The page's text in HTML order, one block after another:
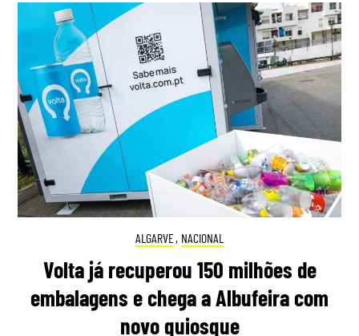
ALGARVE, NACIONAL
Volta já recuperou 150 milhões de
embalagens e chega a Albufeira com
novo quiosque